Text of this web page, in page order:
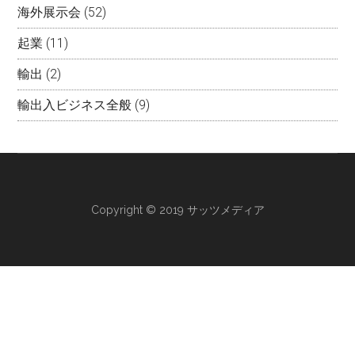
海外展示会 (52)
起業 (11)
輸出 (2)
輸出入ビジネス全般 (9)
Copyright © 2019 サッツメディア